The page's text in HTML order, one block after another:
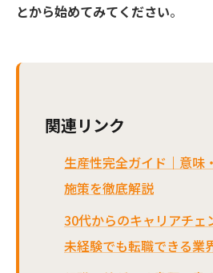
とから始めてみてください。
関連リンク
生産性完全ガイド｜意味
施策を徹底解説
30代からのキャリアチェ
未経験でも転職できる業